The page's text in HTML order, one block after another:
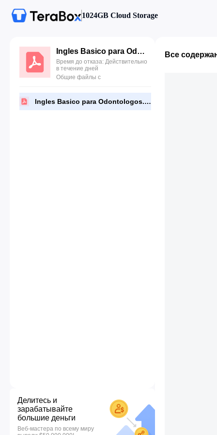
1024GB Cloud Storage
Ingles Basico para Odontologos.pdf
Время до отказа: Действительно
в течение дней
Общие файлы с
Ingles Basico para Odontologos.pdf
Делитесь и
зарабатывайте
большие деньги
Веб-мастера по всему миру
Все